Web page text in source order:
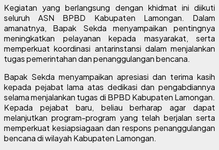
Kegiatan yang berlangsung dengan khidmat ini diikuti
seluruh ASN BPBD Kabupaten Lamongan. Dalam
amanatnya, Bapak Sekda menyampaikan pentingnya
meningkatkan pelayanan kepada masyarakat, serta
memperkuat koordinasi antarinstansi dalam menjalankan
tugas pemerintahan dan penanggulangan bencana.
Bapak Sekda menyampaikan apresiasi dan terima kasih
kepada pejabat lama atas dedikasi dan pengabdiannya
selama menjalankan tugas di BPBD Kabupaten Lamongan.
Kepada pejabat baru, beliau berharap agar dapat
melanjutkan program-program yang telah berjalan serta
memperkuat kesiapsiagaan dan respons penanggulangan
bencana di wilayah Kabupaten Lamongan.